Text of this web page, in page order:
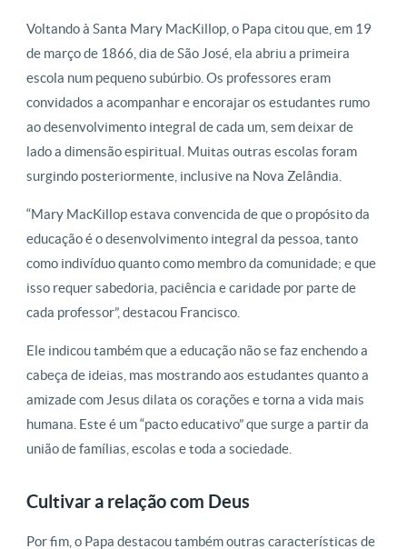
Voltando à Santa Mary MacKillop, o Papa citou que, em 19
de março de 1866, dia de São José, ela abriu a primeira
escola num pequeno subúrbio. Os professores eram
convidados a acompanhar e encorajar os estudantes rumo
ao desenvolvimento integral de cada um, sem deixar de
lado a dimensão espiritual. Muitas outras escolas foram
surgindo posteriormente, inclusive na Nova Zelândia.
“Mary MacKillop estava convencida de que o propósito da
educação é o desenvolvimento integral da pessoa, tanto
como indivíduo quanto como membro da comunidade; e que
isso requer sabedoria, paciência e caridade por parte de
cada professor”, destacou Francisco.
Ele indicou também que a educação não se faz enchendo a
cabeça de ideias, mas mostrando aos estudantes quanto a
amizade com Jesus dilata os corações e torna a vida mais
humana. Este é um “pacto educativo” que surge a partir da
união de famílias, escolas e toda a sociedade.
Cultivar a relação com Deus
Por fim, o Papa destacou também outras características de